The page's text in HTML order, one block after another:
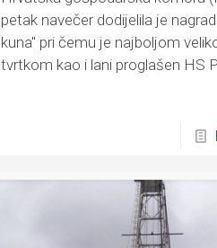
petak navečer dodijelila je
kuna" pri čemu je najboljom
tvrtkom kao i lani proglašen HS